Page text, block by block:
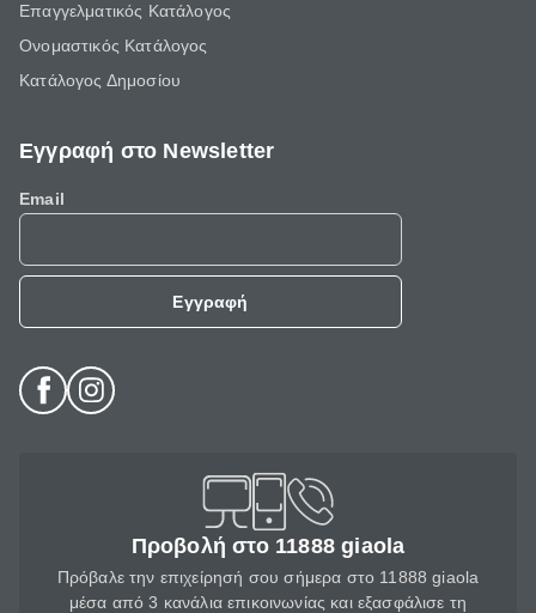
Επαγγελματικός Κατάλογος
Ονομαστικός Κατάλογος
Κατάλογος Δημοσίου
Εγγραφή στο Newsletter
Email
Εγγραφή
Προβολή στο 11888 giaola
Πρόβαλε την επιχείρησή σου σήμερα στο 11888 giaola
μέσα από 3 κανάλια επικοινωνίας και εξασφάλισε τη